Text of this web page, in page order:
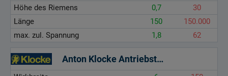
Höhe des Riemens
0,7
30
Länge
150
150.000
max. zul. Spannung
1,8 62
Anton Klocke Antriebstechnik GmbH